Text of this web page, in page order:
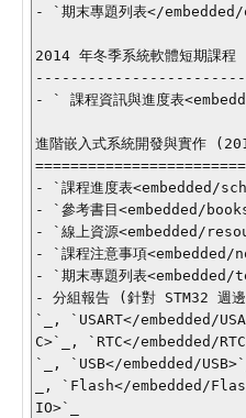
- `期末專題列表</
2014 年冬季系統軟體短期課程
- ` 課程資訊與進度表
進階嵌入式系統開發與實作
- `課程進度表<embedded/
- `參考書目<embedded/
- `線上資源<embedded/
- `課程注意事項<embedded/
- `期末專題列表<embedded/
- 分組報告 (針對 STM32 週
`_, `USART</embedded/
C>`_, `RTC</embedded/
`_, `USB</embedded/
_, `Flash</embedded/
IO>`_